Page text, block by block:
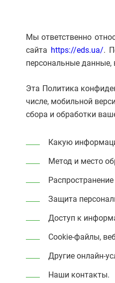
Мы ответственно
сайта https://eds.ua/.
персональные данные,
Эта Политика
числе, мобильной
сбора и обработки
Какую
Метод и место
Защита
Доступ к
Cookie-файлы,
Другие онлайн-
Наши контакты.